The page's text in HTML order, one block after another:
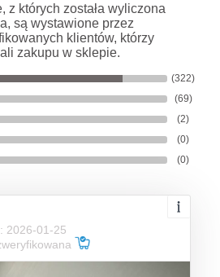
z których została wyliczona
są wystawione przez
klientów, którzy
zakupu w sklepie.
(322)
(69)
(2)
(0)
(0)
2026-01-25